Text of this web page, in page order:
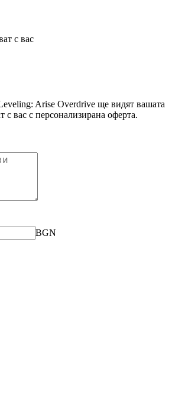
с вас
Arise Overdrive ще видят вашата
с вас с персонализирана оферта.
BGN